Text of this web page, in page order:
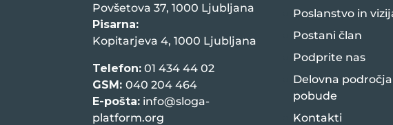
Povšetova 37, 1000 Ljubljana
Pisarna:
Kopitarjeva 4, 1000 Ljubljana
Telefon: 01 434 44 02
GSM:040 204 464
E-pošta: info@sloga-
platform.org
Poslanstvo in
Postani član
Podprite nas
Delovna
pobude
Kontakti